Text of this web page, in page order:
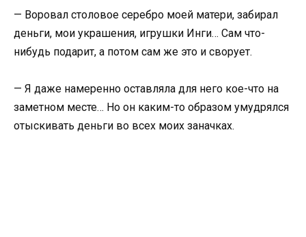
— Воровал столовое серебро моей матери, забирал
деньги, мои украшения, игрушки Инги… Сам что-
нибудь подарит, а потом сам же это и сворует.
— Я даже намеренно оставляла для него кое-что на
заметном месте… Но он каким-то образом умудрялся
отыскивать деньги во всех моих заначках.